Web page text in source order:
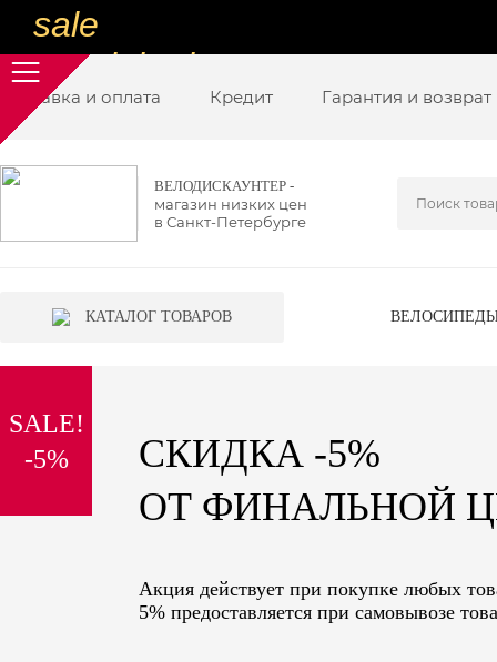
sale
special price
sale
низкие цены
вот дешево
special price
sale
надо брать
sale
Доставка и оплата Кредит Гарантия и возврат
ВЕЛОДИСКАУНТЕР -
магазин низких цен
в Санкт-Петербурге
КАТАЛОГ ТОВАРОВ
SALE!
-5%
СКИДКА -5%
ОТ ФИНАЛЬНОЙ
Акция действует при покупке любых
5% предоставляется при самовывозе